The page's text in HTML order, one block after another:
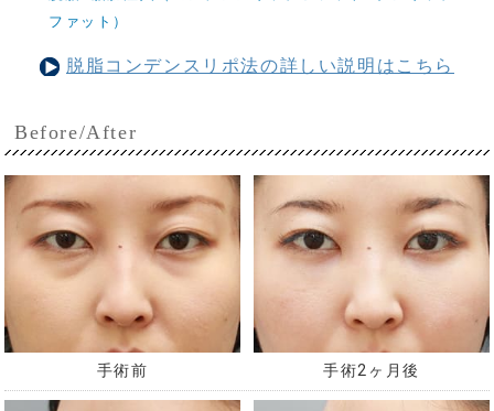
ファット）
脱脂コンデンスリポ法の詳しい説明はこちら
Before/After
手術前 手術2ヶ月後